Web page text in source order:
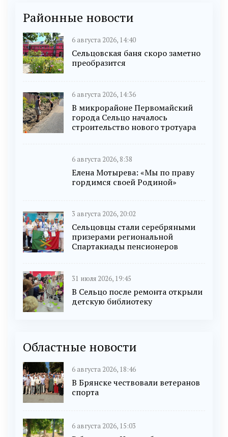
Районные новости
6 августа 2026, 14:40
Сельцовская баня скоро заметно
преобразится
6 августа 2026, 14:36
В микрорайоне Первомайский
города Сельцо началось
строительство нового тротуара
6 августа 2026, 8:38
Елена Мотырева: «Мы по праву
гордимся своей Родиной»
3 августа 2026, 20:02
Сельцовцы стали серебряными
призерами региональной
Спартакиады пенсионеров
31 июля 2026, 19:45
В Сельцо после ремонта открыли
детскую библиотеку
Областные новости
6 августа 2026, 18:46
В Брянске чествовали ветеранов
спорта
6 августа 2026, 15:03